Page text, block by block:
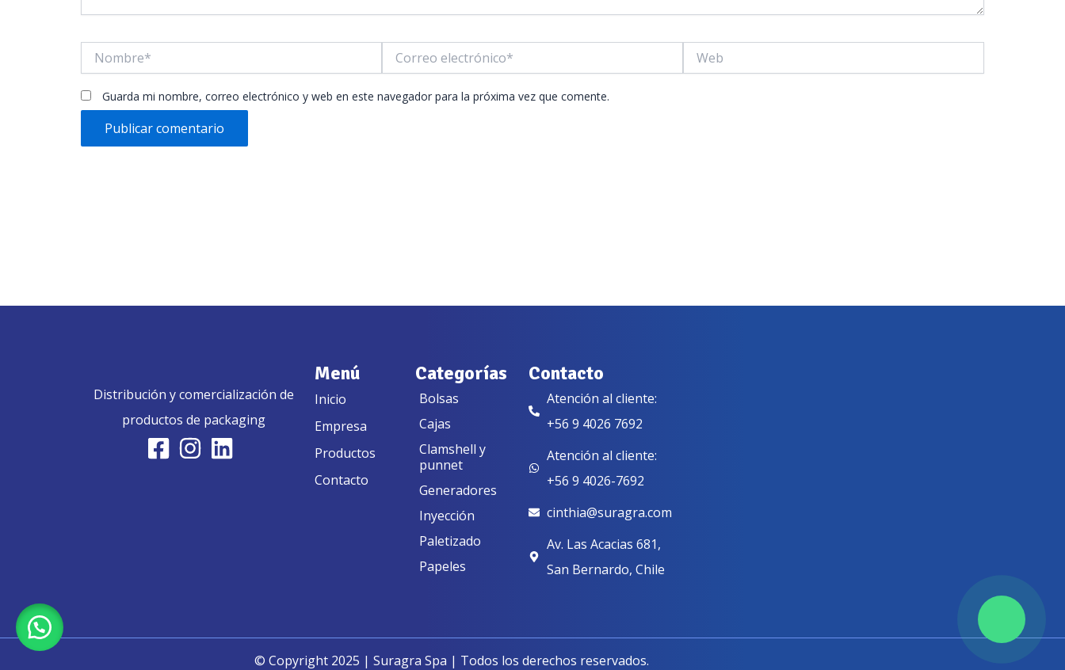
electrónico*
Guarda mi nombre, correo electrónico y web en este navegador para la próxima vez que comente.
Distribución y comercialización de
productos de packaging
Facebook-
Instagram
Linkedin
Menú
Inicio
Empresa
Productos
Contacto
Categorías
Bolsas
Cajas
Clamshell y
punnet
Generadores
Inyección
Paletizado
Papeles
Contacto
Atención al cliente:
+56 9 4026 7692
Atención al cliente:
+56 9 4026-7692
cinthia@suragra.com
Av. Las Acacias 681,
San Bernardo, Chile
© Copyright 2025 | Suragra Spa | Todos los derechos reservados.